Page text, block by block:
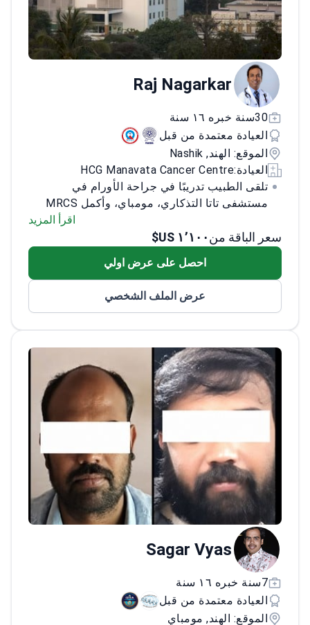
Raj Nagarkar
30سنة خبره ١٦ سنة
العيادة معتمدة من قبل
الموقع: الهند, Nashik
العيادة:HCG Manavata Cancer Centre
تلقى الطبيب تدريبًا في جراحة الأورام في
مستشفى تاتا التذكاري، مومباي، وأكمل MRCS
في الكلية الملكية للجراحين، إدنبرة. بدأ ممارسة
العمل في عام 2000، وأسس مركز كوري مانافات
أجرى الطبيب أكثر من 50,000 عملية جراحية
الطبيب مؤلف منشور وله العديد من المنشورات
Surgery في MUHS.<\/p>
اقرأ المزيد
سعر الباقة من١٬١٠٠ US$
احصل على عرض اولي
عرض الملف الشخصي
Sagar Vyas
7سنة خبره ١٦ سنة
العيادة معتمدة من قبل
الموقع: الهند, مومباي